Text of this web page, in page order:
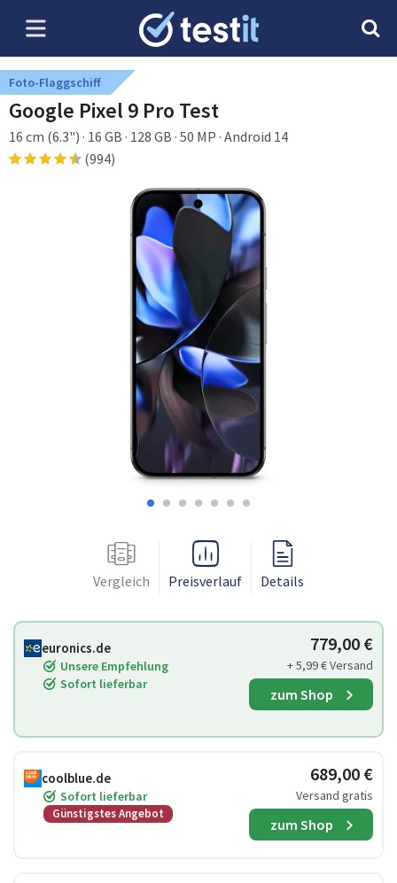
Foto-Flaggschiff
Google Pixel 9 Pro Test
16 cm (6.3") · 16 GB · 128 GB · 50 MP · Android 14
(994)
Vergleich Preisverlauf Details
euronics.de
Unsere Empfehlung
Sofort lieferbar
779,00 €
+ 5,99 € Versand
zum Shop
coolblue.de
Sofort lieferbar
Günstigstes Angebot
689,00 €
Versand gratis
zum Shop